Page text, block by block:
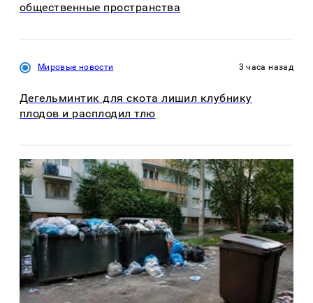
общественные пространства
Мировые новости 3 часа назад
Дегельминтик для скота лишил клубнику
плодов и расплодил тлю